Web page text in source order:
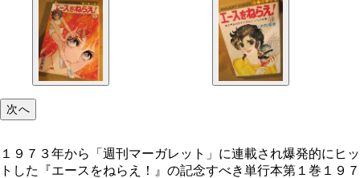
次へ
１９７３年から「週刊マーガレット」に連載され爆発的にヒッ
トした『エースをねらえ！』の記念すべき単行本第１巻１９７